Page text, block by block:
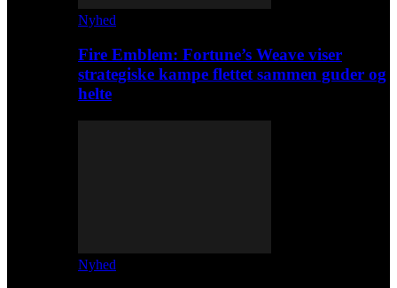
Nyhed
Fire Emblem: Fortune’s Weave viser
strategiske kampe flettet sammen guder og
helte
Nyhed